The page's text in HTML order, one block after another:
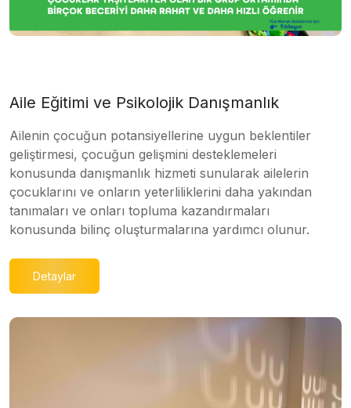
Aile Eğitimi ve Psikolojik Danışmanlık
Ailenin çocuğun potansiyellerine uygun beklentiler
geliştirmesi, çocuğun gelişmini desteklemeleri
konusunda danışmanlık hizmeti sunularak ailelerin
çocuklarını ve onların yeterliliklerini daha yakından
tanımaları ve onları topluma kazandırmaları
konusunda bilinç oluşturmalarına yardımcı olunur.
Detaylar